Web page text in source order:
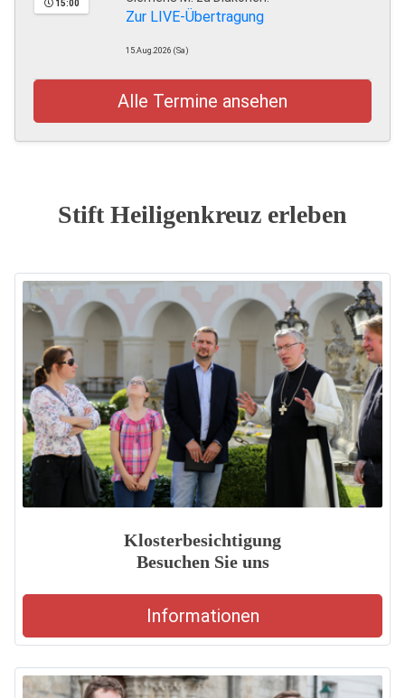
15:00
Zur LIVE-Übertragung
15.Aug.2026 (Sa)
Alle Termine ansehen
Stift Heiligenkreuz erleben
Klosterbesichtigung
Besuchen Sie uns
Informationen